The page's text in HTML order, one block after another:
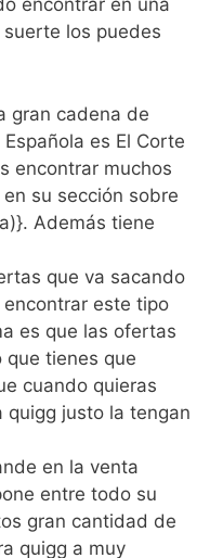
encontrar en una
los puedes
gran cadena de
es El Corte
encontrar muchos
su sección sobre
Además tiene
que va sacando
este tipo
es que las ofertas
que tienes que
cuando quieras
quigg justo la tengan
en la venta
entre todo su
gran cantidad de
quigg a muy